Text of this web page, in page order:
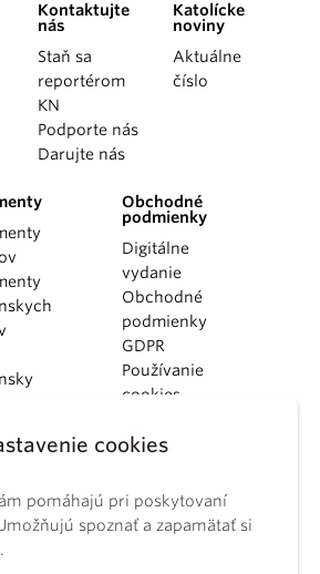
cookies
pomáhajú pri poskytovaní
spoznať a zapamätať si
Kontaktujte
nás
Staň sa
reportérom
KN
Podporte nás
Darujte nás
Katolícke
noviny
Aktuálne
číslo
Obchodné
podmienky
Digitálne
vydanie
Obchodné
podmienky
GDPR
Používanie
cookies